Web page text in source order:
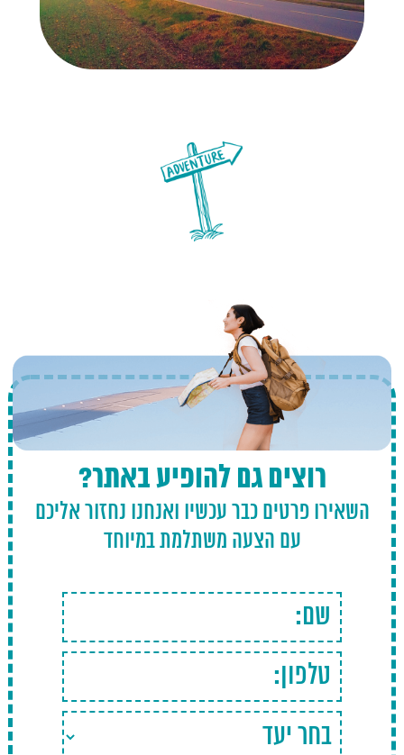
רוצים גם להופיע באתר?
השאירו פרטים כבר עכשיו ואנחנו נחזור אליכם
עם הצעה משתלמת במיוחד